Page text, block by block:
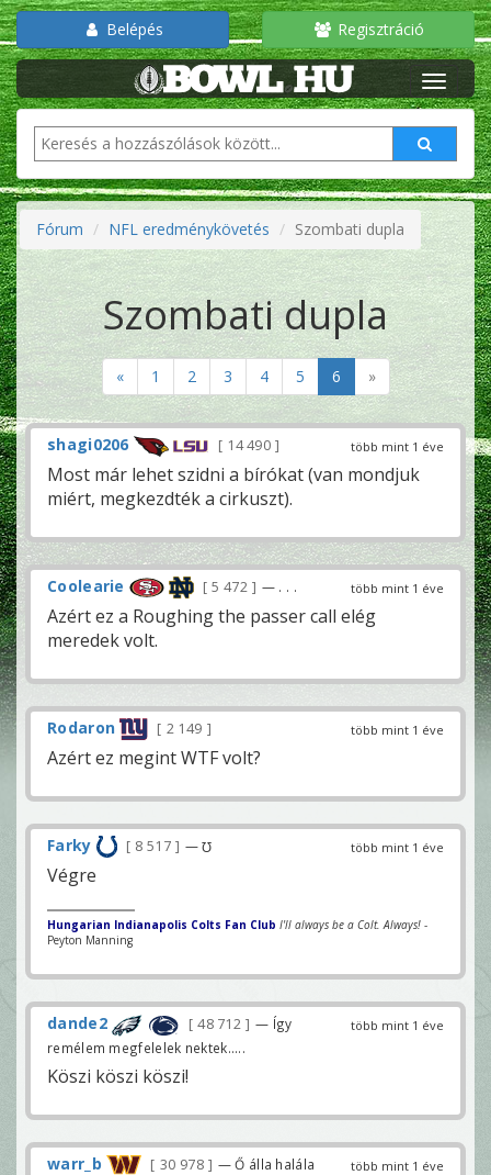
Belépés Regisztráció
Fórum NFL eredménykövetés Szombati dupla
Szombati dupla
« 1 2 3 4 5 6 »
több mint 1 éve
shagi0206 14 490
Most már lehet szidni a bírókat (van mondjuk
miért, megkezdték a cirkuszt).
több mint 1 éve
Coolearie 5 472 — . . .
Azért ez a Roughing the passer call elég
meredek volt.
több mint 1 éve
Rodaron 2 149
Azért ez megint WTF volt?
több mint 1 éve
Farky 8 517 — ℧
Végre
Hungarian Indianapolis Colts Fan Club I'll always be a Colt. Always! -
Peyton Manning
több mint 1 éve
dande2 48 712
— Így
remélem megfelelek nektek.....
Köszi köszi köszi!
több mint 1 éve
warr_b 30 978
— Ő álla halála